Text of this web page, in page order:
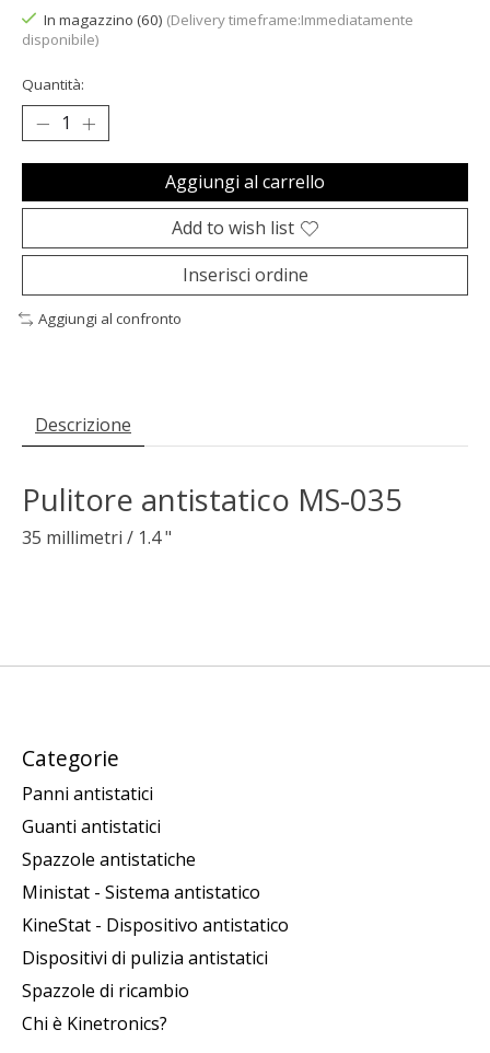
In magazzino (60) (Delivery timeframe:Immediatamente
disponibile)
Quantità:
Aggiungi al carrello
Add to wish list
Inserisci ordine
Aggiungi al confronto
Descrizione
Pulitore antistatico MS-035
35 millimetri / 1.4 "
Categorie
Panni antistatici
Guanti antistatici
Spazzole antistatiche
Ministat - Sistema antistatico
KineStat - Dispositivo antistatico
Dispositivi di pulizia antistatici
Spazzole di ricambio
Chi è Kinetronics?